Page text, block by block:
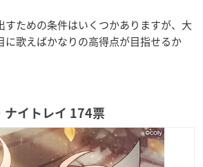
すための条件はいくつかありますが、大
に歌えばかなりの高得点が目指せるか
ナイトレイ 174票